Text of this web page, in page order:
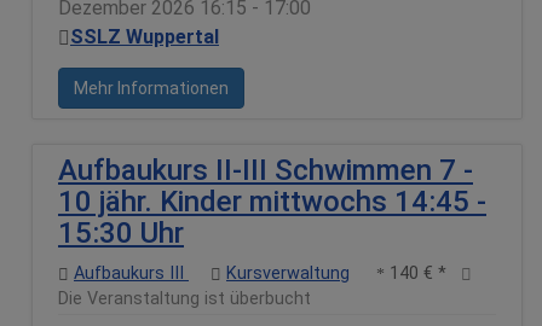
Dezember 2026 16:15 - 17:00
SSLZ Wuppertal
Mehr Informationen
Aufbaukurs II-III Schwimmen 7 -
10 jähr. Kinder mittwochs 14:45 -
15:30 Uhr
Aufbaukurs III Kursverwaltung
140 € *
Die Veranstaltung ist überbucht